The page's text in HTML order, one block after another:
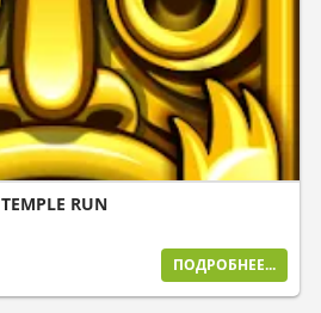
TEMPLE RUN
ПОДРОБНЕЕ...